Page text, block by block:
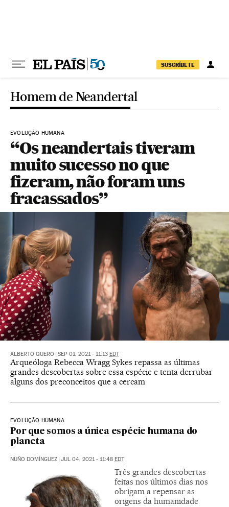
SUSCRÍBETE
Homem de Neandertal
EVOLUÇÃO HUMANA
“Os neandertais tiveram
muito sucesso no que
fizeram, não foram uns
fracassados”
ALBERTO QUERO SEP 01, 2021 - 11:13 EDT
Arqueóloga Rebecca Wragg Sykes repassa as últimas
grandes descobertas sobre essa espécie e tenta derrubar
alguns dos preconceitos que a cercam
EVOLUÇÃO HUMANA
Por que somos a única espécie humana do
planeta
NUÑO DOMÍNGUEZ JUL 04, 2021 - 11:48 EDT
Três grandes descobertas
feitas nos últimos dias nos
obrigam a repensar as
origens da humanidade